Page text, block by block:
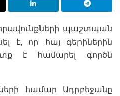
պաշտպան
է, որ հայ գերիներին
է համարել գործն
համար Ադրբեջանը